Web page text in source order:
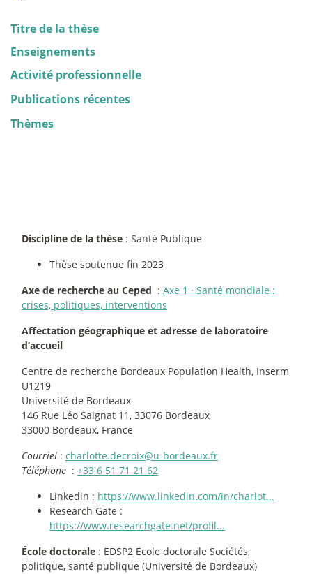
Titre de la thèse
Enseignements
Activité professionnelle
Publications récentes
Thèmes
Discipline de la thèse : Santé Publique
Thèse soutenue fin 2023
Axe de recherche au Ceped : Axe 1 · Santé mondiale :
crises, politiques, interventions
Affectation géographique et adresse de laboratoire
d’accueil
Centre de recherche Bordeaux Population Health, Inserm
U1219
Université de Bordeaux
146 Rue Léo Saignat 11, 33076 Bordeaux
33000 Bordeaux, France
Courriel : charlotte.decroix@u-bordeaux.fr
Téléphone : +33 6 51 71 21 62
Linkedin : https://www.linkedin.com/in/charlot...
Research Gate :
https://www.researchgate.net/profil...
École doctorale : EDSP2 Ecole doctorale Sociétés,
politique, santé publique (Université de Bordeaux)